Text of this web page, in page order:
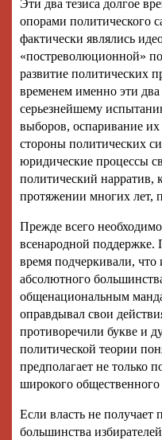
Эти два тезиса долгое
опорами политического
фактически являлись
«постреволюционной»
развитие политических
временем именно эти
серьезнейшему
выборов, оспаривание их
стороны политических
юридические процессы
политический нарратив,
протяжении многих лет,
Прежде всего
всенародной поддержке.
время подчеркивали,
абсолютного
общенациональным
оправдывал свои
противоречили букве и
политической теории
предполагает не только
широкого общественного
Если власть не
большинства